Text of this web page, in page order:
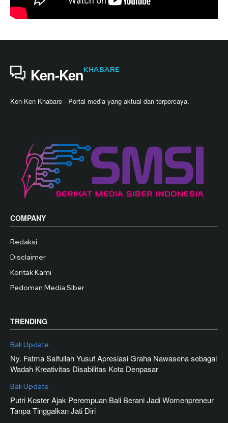
Ken-KenKHABARE
Ken-Ken Khabare - Portal media yang aktual dan terpercaya.
COMPANY
Redaksi
Disclaimer
Kontak Kami
Pedoman Media Siber
TRENDING
Bali Update
Ny. Fatma Saifullah Yusuf Apresiasi Graha Nawasena sebagai
Wadah Kreativitas Disabilitas Kota Denpasar
Bali Update
Putri Koster Ajak Perempuan Bali Berani Jadi Womenpreneur
Tanpa Tinggalkan Jati Diri